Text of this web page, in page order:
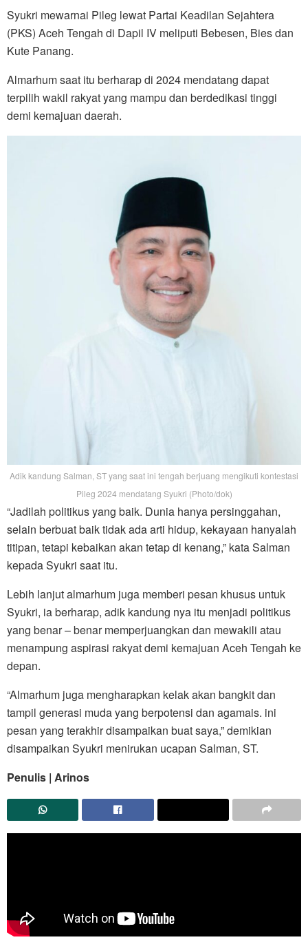
Syukri mewarnai Pileg lewat Partai Keadilan Sejahtera
(PKS) Aceh Tengah di Dapil IV meliputi Bebesen, Bies dan
Kute Panang.
Almarhum saat itu berharap di 2024 mendatang dapat
terpilih wakil rakyat yang mampu dan berdedikasi tinggi
demi kemajuan daerah.
Adik kandung Salman, ST yang saat ini tengah berjuang mengikuti kontestasi
Pileg 2024 mendatang Syukri (Photo/dok)
“Jadilah politikus yang baik. Dunia hanya persinggahan,
selain berbuat baik tidak ada arti hidup, kekayaan hanyalah
titipan, tetapi kebaikan akan tetap di kenang,” kata Salman
kepada Syukri saat itu.
Lebih lanjut almarhum juga memberi pesan khusus untuk
Syukri, ia berharap, adik kandung nya itu menjadi politikus
yang benar – benar memperjuangkan dan mewakili atau
menampung aspirasi rakyat demi kemajuan Aceh Tengah ke
depan.
“Almarhum juga mengharapkan kelak akan bangkit dan
tampil generasi muda yang berpotensi dan agamais. ini
pesan yang terakhir disampaikan buat saya,” demikian
disampaikan Syukri menirukan ucapan Salman, ST.
Penulis | Arinos